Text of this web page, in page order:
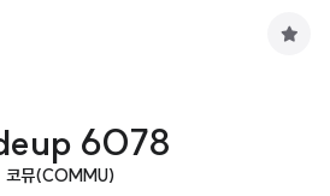
6078
코뮤(COMMU)
구